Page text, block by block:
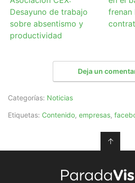
Desayuno de trabajo
sobre absentismo y
productividad
frenan
Deja un
Categorías: Noticias
Etiquetas: Contenido, empresas,
↑